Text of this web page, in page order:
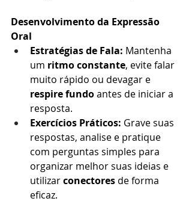
Desenvolvimento da Expressão
Oral
Estratégias de Fala: Mantenha
um ritmo constante, evite falar
muito rápido ou devagar e
respire fundo antes de iniciar a
resposta.
Exercícios Práticos: Grave suas
respostas, analise e pratique
com perguntas simples para
organizar melhor suas ideias e
utilizar conectores de forma
eficaz.